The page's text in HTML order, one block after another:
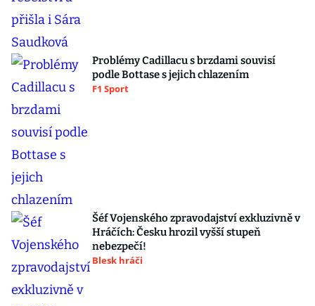
Problémy Cadillacu s brzdami souvisí
podle Bottase s jejich chlazením
F1 Sport
Šéf Vojenského zpravodajství exkluzivně v
Hráčích: Česku hrozil vyšší stupeň
nebezpečí!
Blesk hráči